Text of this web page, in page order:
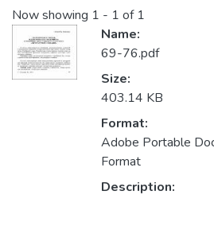
Now showing 1 - 1 of 1
Name:
69-76.pdf
Size:
403.14 KB
Format:
Adobe Portable
Format
Description: